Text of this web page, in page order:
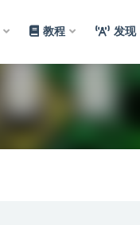
教程 发现